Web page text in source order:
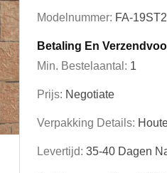
Modelnummer: FA-
Betaling En
Min. Bestelaantal: 1
Prijs: Negotiate
Verpakking Details:
Levertijd: 35-40 Dagen